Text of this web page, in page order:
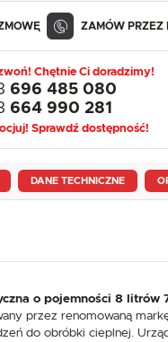
ZAMÓW PRZEZ
Chętnie Ci doradzimy!
696 485 080
664 990 281
Sprawdź dostępność!
DANE TECHNICZNE
o pojemności 8 litrów
przez renomowaną
do obróbki cieplnej.